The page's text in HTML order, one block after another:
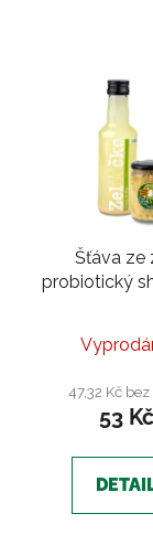
Šťáva ze
probiotický
47,32 Kč bez
53 Kč